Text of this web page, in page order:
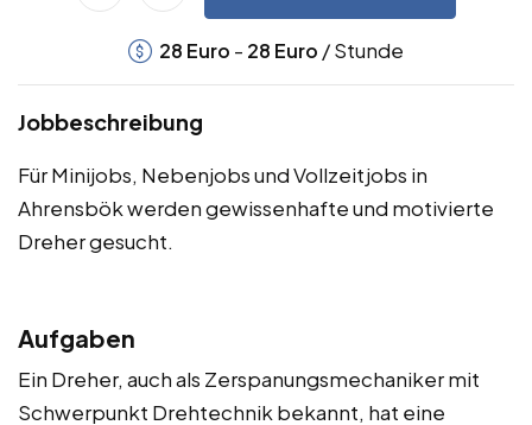
28 Euro - 28 Euro / Stunde
Jobbeschreibung
Für Minijobs, Nebenjobs und Vollzeitjobs in
Ahrensbök werden gewissenhafte und motivierte
Dreher gesucht.
Aufgaben
Ein Dreher, auch als Zerspanungsmechaniker mit
Schwerpunkt Drehtechnik bekannt, hat eine